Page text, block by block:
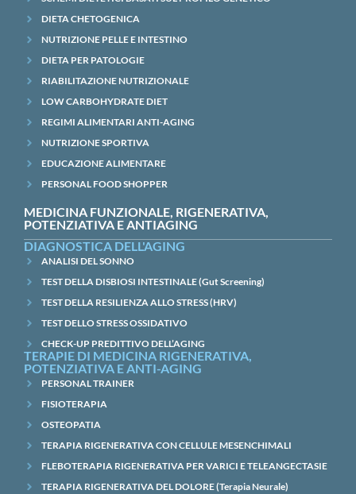
DIETA CHETOGENICA
NUTRIZIONE PELLE E INTESTINO
DIETA PER PATOLOGIE
RIABILITAZIONE NUTRIZIONALE
LOW CARBOHYDRATE DIET
REGIMI ALIMENTARI ANTI-AGING
NUTRIZIONE SPORTIVA
EDUCAZIONE ALIMENTARE
PERSONAL FOOD SHOPPER
MEDICINA FUNZIONALE, RIGENERATIVA,
POTENZIATIVA E ANTIAGING
DIAGNOSTICA DELL'AGING
ANALISI DEL SONNO
TEST DELLA DISBIOSI INTESTINALE (Gut Screening)
TEST DELLA RESILIENZA ALLO STRESS (HRV)
TEST DELLO STRESS OSSIDATIVO
CHECK-UP PREDITTIVO DELL’AGING
TERAPIE DI MEDICINA RIGENERATIVA,
POTENZIATIVA E ANTI-AGING
PERSONAL TRAINER
FISIOTERAPIA
OSTEOPATIA
TERAPIA RIGENERATIVA CON CELLULE MESENCHIMALI
FLEBOTERAPIA RIGENERATIVA PER VARICI E TELEANGECTASIE
TERAPIA RIGENERATIVA DEL DOLORE (Terapia Neurale)